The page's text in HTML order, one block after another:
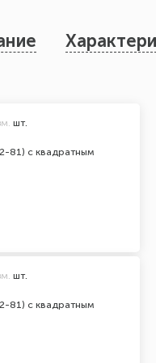
81) с квадратным
шт.
81) с квадратным
шт.